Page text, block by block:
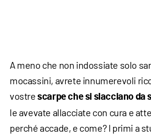
A meno che non indossiate solo
mocassini, avrete innumerevoli
vostrescarpe che si slacciano da
le avevate allacciate con cura e
perché accade, e come? I primi a